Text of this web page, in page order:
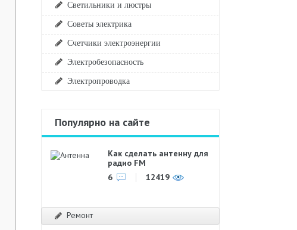
Светильники и люстры
Советы электрика
Счетчики электроэнергии
Электробезопасность
Электропроводка
Популярно на сайте
Как сделать антенну для
радио FM
6
12419
Ремонт